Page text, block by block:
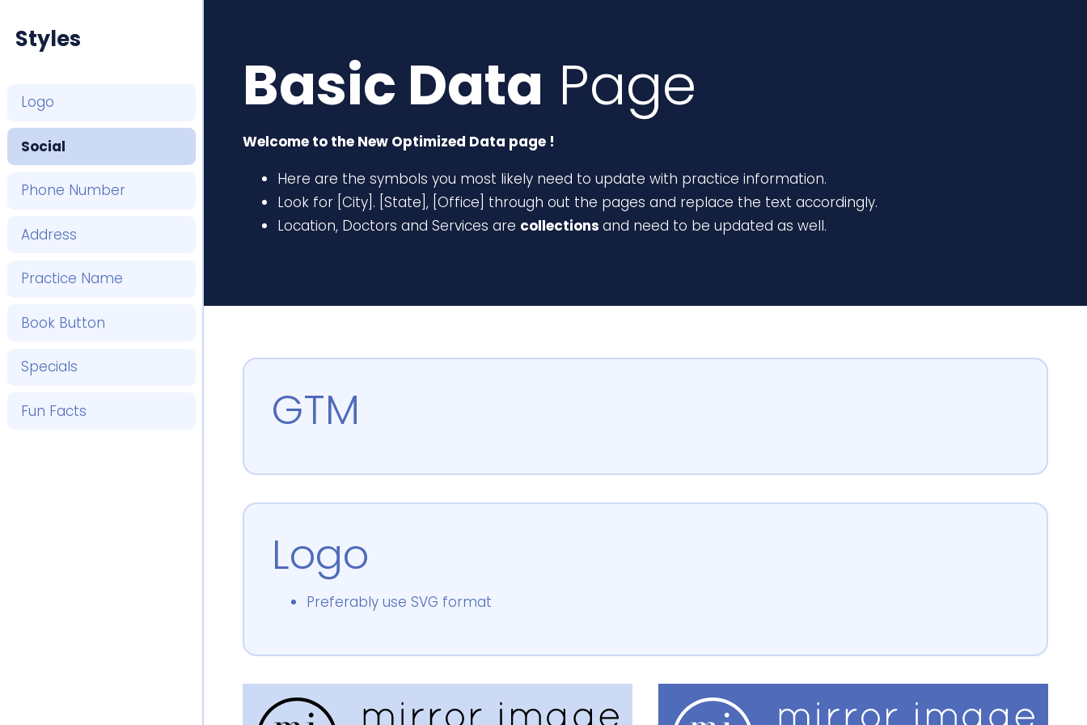
Styles
Logo
Social
Phone Number
Address
Practice Name
Book Button
Specials
Fun Facts
Basic Data Page
Welcome to the New Optimized Data page !
Here are the symbols you most likely need to update with practice information.
Look for [City]. [State], [Office] through out the pages and replace the text accordingly.
Location, Doctors and Services are collections and need to be updated as well.
GTM
Logo
Preferably use SVG format